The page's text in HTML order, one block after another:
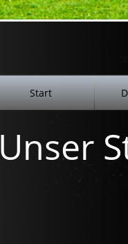
Start
Unser